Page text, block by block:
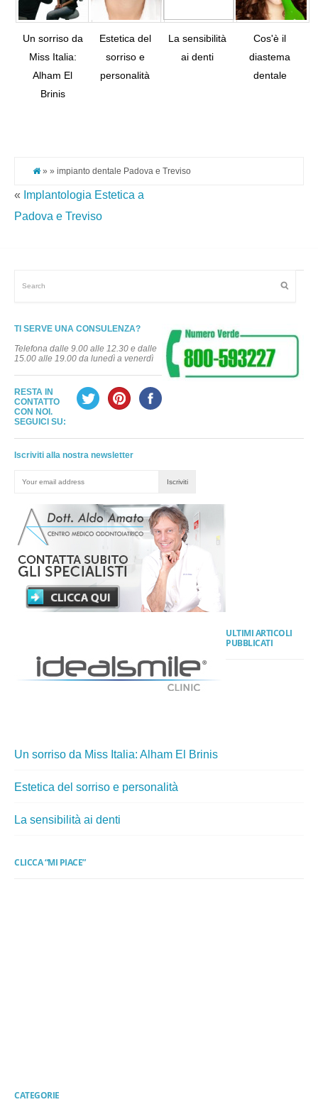
Un sorriso da
Miss Italia:
Alham El
Brinis
Estetica del
sorriso e
personalità
La sensibilità
ai denti
Cos'è il
diastema
dentale
» » impianto dentale Padova e Treviso
« Implantologia Estetica a
Padova e Treviso
TI SERVE UNA CONSULENZA?
Telefona dalle 9.00 alle 12.30 e dalle
15.00 alle 19.00 da lunedì a venerdì
RESTA IN
CONTATTO
CON NOI.
SEGUICI SU:
Iscriviti alla nostra newsletter
ULTIMI ARTICOLI
PUBBLICATI
Un sorriso da Miss Italia: Alham El Brinis
Estetica del sorriso e personalità
La sensibilità ai denti
CLICCA “MI PIACE”
CATEGORIE